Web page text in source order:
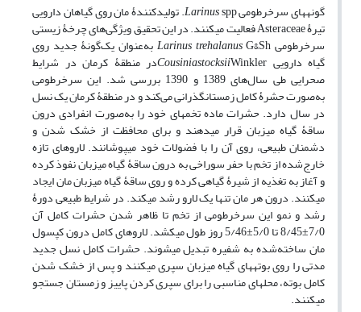
گونه­های سرخرطومی
Larinusspp. تولیدکنندۀ مان روی گیاهان دارویی
تیرۀ Asteraceae فعالیت می­کنند. در این تحقیق ویژگی‌های چرخۀ ­زیستی
سرخرطومی Larinustrehalanus G&Sh به‌عنوان یک‌گونۀ جدید روی
گیاه دارویی CousiniastocksiiWinklerدر منطقۀ کرمان در شرایط
صحرایی طی سال‌های 1389 و 1390 بررسی شد. این سرخرطومی
به‌صورت حشرۀ ­کامل زمستان­گذرانی می‌کند و در منطقۀ کرمان یک نسل
در سال دارد. حشرات ماده تخم­های خود را به‌صورت انفرادی درون
ساقۀ گیاه میزبان قرار می­دهند و برای محافظت از خشک شدن و
دشمنان طبیعی، روی آن را با فضولات خود می­پوشانند. لاروهای تازه
خارج‌شده از تخم با حفر سوراخی به درون ساقۀ گیاه میزبان نفوذ کرده
و آغاز به تغذیه از شیرۀ گیاهی کرده و روی ساقۀ گیاه میزبان مان ایجاد
می­کنند. درون هر مان تنها یک لارو رشد می­کند. در شرایط طبیعی دورۀ
رشد و نمو این سرخرطومی از تخم تا ظاهر شدن حشرات کامل آن
7/0±8/45 تا 5/0±5/46 روز طول می­کشد. لاروهای کامل درون کپسول
مان ساخته‌شده به شفیره تبدیل می­شوند. حشرات کامل نسل جدید
مدتی را روی بوته­های گیاه میزبان سپری می­کنند و پس از خشک شدن
کامل بوته، محل­های مناسبی را برای سپری کردن پاییز و زمستان جستجو
می­کنند.